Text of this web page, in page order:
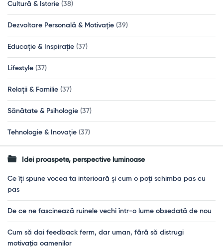
Cultură & Istorie (38)
Dezvoltare Personală & Motivație (39)
Educație & Inspirație (37)
Lifestyle (37)
Relații & Familie (37)
Sănătate & Psihologie (37)
Tehnologie & Inovație (37)
Idei proaspete, perspective luminoase
Ce îți spune vocea ta interioară și cum o poți schimba pas cu
pas
De ce ne fascinează ruinele vechi într-o lume obsedată de nou
Cum să dai feedback ferm, dar uman, fără să distrugi
motivația oamenilor